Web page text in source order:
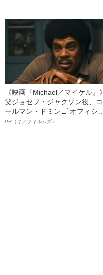
《映画『Michael／マイケル』》
父ジョセフ・ジャクソン役、コ
ールマン・ドミンゴ オフィシャ
ルインタビュー“観客を魅了した
PR（キノフィルムズ）